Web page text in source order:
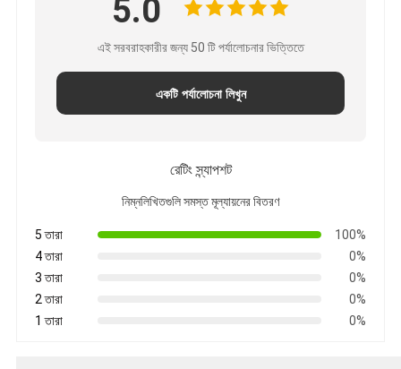
5.0
এই সরবরাহকারীর জন্য 50 টি পর্যালোচনার ভিত্তিতে
একটি পর্যালোচনা লিখুন
রেটিং স্ন্যাপশট
নিম্নলিখিতগুলি সমস্ত মূল্যায়নের বিতরণ
5 তারা
100%
4 তারা
0%
3 তারা
0%
2 তারা
0%
1 তারা
0%